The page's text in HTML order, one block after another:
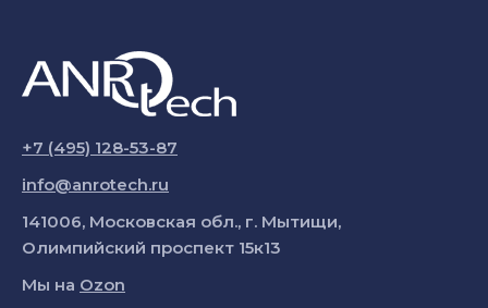
+7 (495) 128-53-87
info@anrotech.ru
141006, Московская обл., г. Мытищи,
Олимпийский проспект 15к13
Мы на Ozon